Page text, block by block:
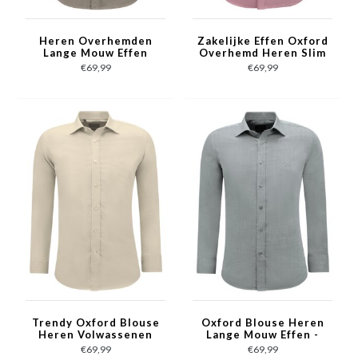
Heren Overhemden
Lange Mouw Effen
Oxford Slim Fit - Bruin
€69,99
Zakelijke Effen Oxford
Overhemd Heren Slim
fit - Fuchsia
€69,99
Trendy Oxford Blouse
Heren Volwassenen
Slim Fit - Licht Bruin
€69,99
Oxford Blouse Heren
Lange Mouw Effen -
Grijs
€69,99